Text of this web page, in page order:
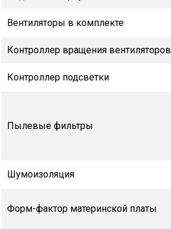
Вентиляторы в комплекте
Контроллер вращения вентиляторов
Контроллер подсветки
Пылевые фильтры
Шумоизоляция
Форм-фактор материнской платы